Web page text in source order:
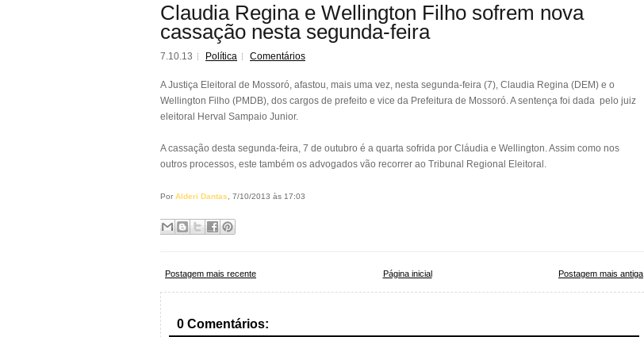
Claudia Regina e Wellington Filho sofrem nova
cassação nesta segunda-feira
7.10.13 Política Comentários
A Justiça Eleitoral de Mossoró, afastou, mais uma vez, nesta segunda-feira (7), Claudia Regina (DEM) e o
Wellington Filho (PMDB), dos cargos de prefeito e vice da Prefeitura de Mossoró. A sentença foi dada pelo juiz
eleitoral Herval Sampaio Junior.
A cassação desta segunda-feira, 7 de outubro é a quarta sofrida por Cláudia e Wellington. Assim como nos
outros processos, este também os advogados vão recorrer ao Tribunal Regional Eleitoral.
Por Alderi Dantas , 7/10/2013 às 17:03
Postagem mais recente Postagem mais antiga
Página inicial
0 Comentários: